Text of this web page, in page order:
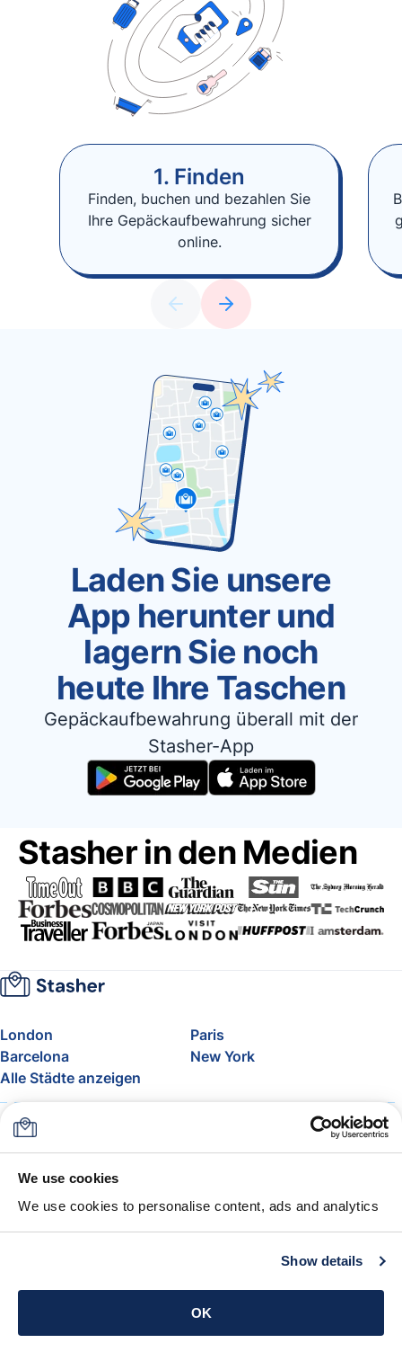
We use cookies
We use cookies to personalise content, ads and analytics
Show details
OK
1. Finden
Finden, buchen und bezahlen Sie
Ihre Gepäckaufbewahrung sicher
online.
Laden Sie unsere
App herunter und
lagern Sie noch
heute Ihre Taschen
Gepäckaufbewahrung überall mit der
Stasher-App
Stasher in den Medien
London
Paris
Barcelona
New York
Alle Städte anzeigen
Über uns
FAQ
Support
Blog
Freigepäck bei Airlines
Die Stasher-Garantie
AGB
App holen